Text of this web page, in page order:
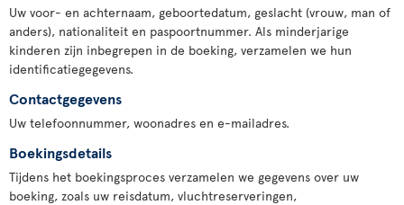
Uw voor- en achternaam, geboortedatum, geslacht (vrouw, man of
anders), nationaliteit en paspoortnummer. Als minderjarige
kinderen zijn inbegrepen in de boeking, verzamelen we hun
identificatiegegevens.
Contactgegevens
Uw telefoonnummer, woonadres en e-mailadres.
Boekingsdetails
Tijdens het boekingsproces verzamelen we gegevens over uw
boeking, zoals uw reisdatum, vluchtreserveringen,